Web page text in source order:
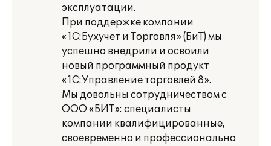
эксплуатации.
При поддержке компании
«1С:Бухучет и Торговля» (БиТ) мы
успешно внедрили и освоили
новый программный продукт
«1С:Управление торговлей 8».
Мы довольны сотрудничеством с
ООО «БИТ»: специалисты
компании квалифицированные,
своевременно и профессионально